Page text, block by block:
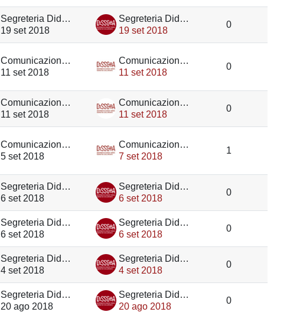
Segreteria Didattica DiSSGeA
19 set 2018
Segreteria Didattica DiSSGeA
19 set 2018
0
Comunicazione DiSSGeA
11 set 2018
Comunicazione DiSSGeA
11 set 2018
0
Comunicazione DiSSGeA
11 set 2018
Comunicazione DiSSGeA
11 set 2018
0
Comunicazione DiSSGeA
5 set 2018
Comunicazione DiSSGeA
7 set 2018
1
Segreteria Didattica DiSSGeA
6 set 2018
Segreteria Didattica DiSSGeA
6 set 2018
0
Segreteria Didattica DiSSGeA
6 set 2018
Segreteria Didattica DiSSGeA
6 set 2018
0
Segreteria Didattica DiSSGeA
4 set 2018
Segreteria Didattica DiSSGeA
4 set 2018
0
Segreteria Didattica DiSSGeA
20 ago 2018
Segreteria Didattica DiSSGeA
20 ago 2018
0